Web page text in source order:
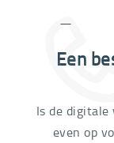
Een
Is de
even op